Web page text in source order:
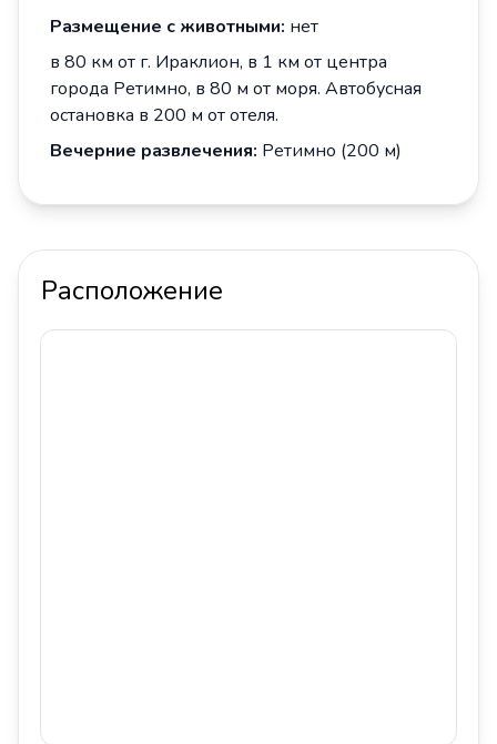
Размещение с животными: нет
в 80 км от г. Ираклион, в 1 км от центра
города Ретимно, в 80 м от моря. Автобусная
остановка в 200 м от отеля.
Вечерние развлечения: Ретимно (200 м)
Расположение